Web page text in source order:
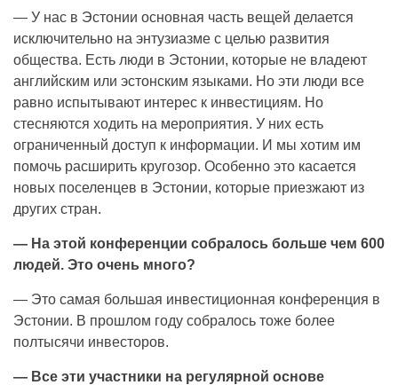
— У нас в Эстонии основная часть вещей делается
исключительно на энтузиазме с целью развития
общества. Есть люди в Эстонии, которые не владеют
английским или эстонским языками. Но эти люди все
равно испытывают интерес к инвестициям. Но
стесняются ходить на мероприятия. У них есть
ограниченный доступ к информации. И мы хотим им
помочь расширить кругозор. Особенно это касается
новых поселенцев в Эстонии, которые приезжают из
других стран.
— На этой конференции собралось больше чем 600
людей. Это очень много?
— Это самая большая инвестиционная конференция в
Эстонии. В прошлом году собралось тоже более
полтысячи инвесторов.
— Все эти участники на регулярной основе